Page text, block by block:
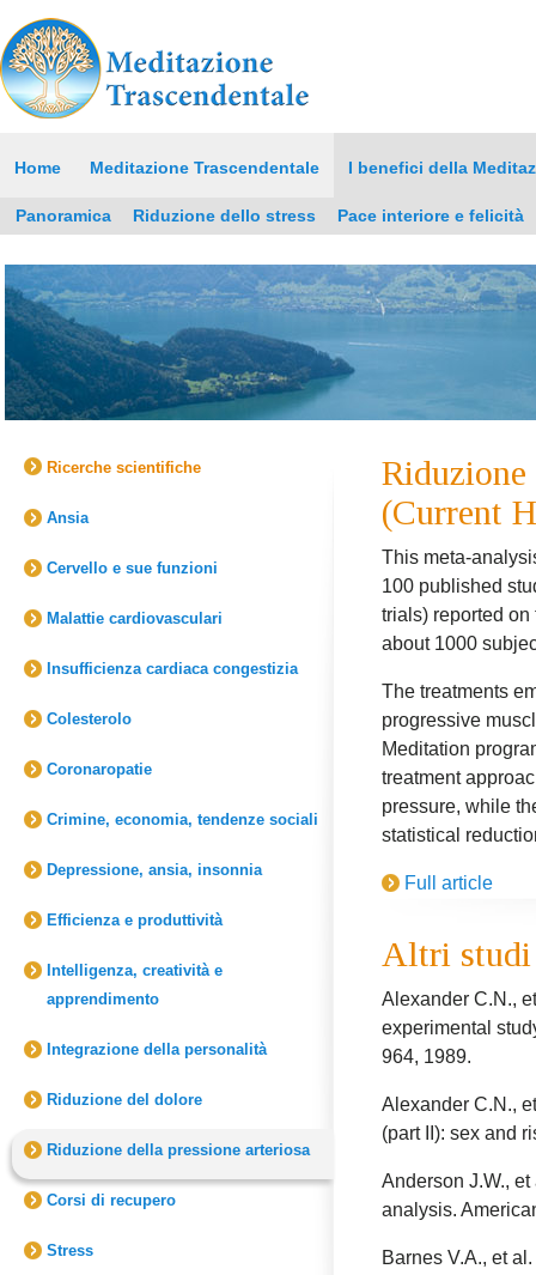
Home Meditazione Trascendentale I benefici della
Panoramica Riduzione dello stress Pace interiore e felicità
Ricerche scientifiche
Ansia
Cervello e sue funzioni
Malattie cardiovasculari
Insufficienza cardiaca congestizia
Colesterolo
Coronaropatie
Crimine, economia, tendenze sociali
Depressione, ansia, insonnia
Efficienza e produttività
Intelligenza, creatività e
apprendimento
Integrazione della personalità
Riduzione del dolore
Riduzione della pressione arteriosa
Corsi di recupero
Stress
Riduzione
(Current
This meta-
100 published
trials) reported
about 1000
The treatments
progressive
Meditation
treatment
pressure, while
statistical
Full article
Altri studi
Alexander C.N.,
experimental
964, 1989.
Alexander C.N.,
(part II): sex and
Anderson J.W.,
analysis.
Barnes V.A., et